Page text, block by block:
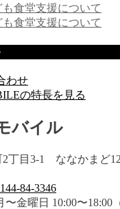
食堂支援について
も食堂支援について
わせ
の特長を見る
バイル
2丁目3-1 ななかま
84-3346
〜金曜日 10:00〜18:00